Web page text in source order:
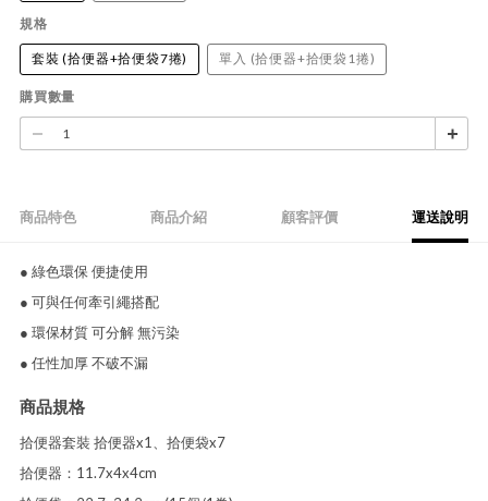
規格
套裝 (拾便器+拾便袋7捲) 單入 (拾便器+拾便袋1捲)
購買數量
商品特色 商品介紹 顧客評價 運送說明
● 綠色環保 便捷使用
● 可與任何牽引繩搭配
● 環保材質 可分解 無污染
● 任性加厚 不破不漏
商品規格
拾便器套裝 拾便器x1、拾便袋x7
拾便器：11.7x4x4cm